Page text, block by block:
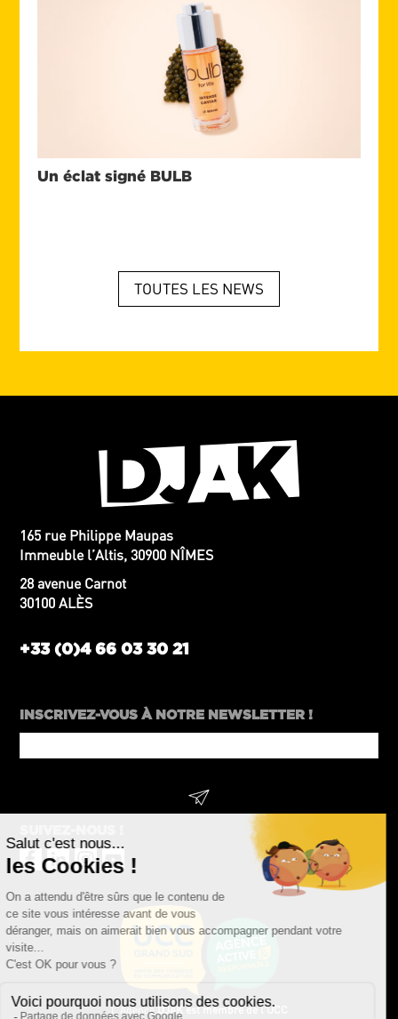
Un éclat signé BULB
TOUTES LES NEWS
165 rue Philippe Maupas
Immeuble l’Altis, 30900 NÎMES
28 avenue Carnot
30100 ALÈS
+33 (0)4 66 03 30 21
INSCRIVEZ-VOUS À NOTRE NEWSLETTER !
Name *
L’AgenceDJAK est membre de l’UCC